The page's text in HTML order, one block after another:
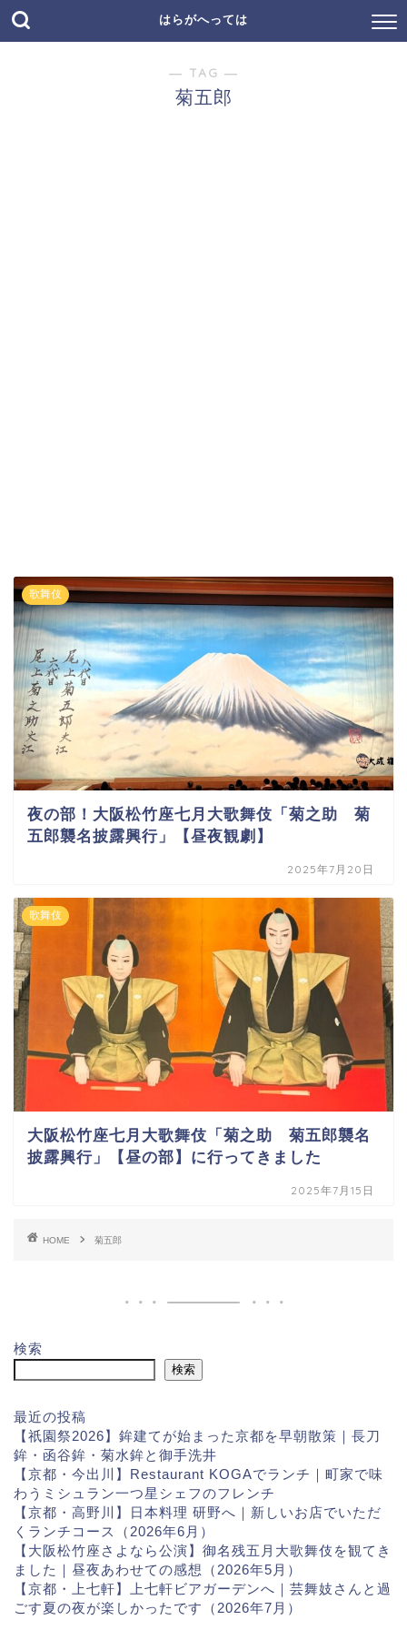
はらがへっては
― TAG ―
菊五郎
歌舞伎
夜の部！大阪松竹座七月大歌舞伎「菊之助 菊
五郎襲名披露興行」【昼夜観劇】
2025年7月20日
歌舞伎
大阪松竹座七月大歌舞伎「菊之助 菊五郎襲名
披露興行」【昼の部】に行ってきました
2025年7月15日
HOME 菊五郎
検索
検索
最近の投稿
【祇園祭2026】鉾建てが始まった京都を早朝散策｜長刀
鉾・函谷鉾・菊水鉾と御手洗井
【京都・今出川】Restaurant KOGAでランチ｜町家で味
わうミシュラン一つ星シェフのフレンチ
【京都・高野川】日本料理 研野へ｜新しいお店でいただ
くランチコース（2026年6月）
【大阪松竹座さよなら公演】御名残五月大歌舞伎を観てき
ました｜昼夜あわせての感想（2026年5月）
【京都・上七軒】上七軒ビアガーデンへ｜芸舞妓さんと過
ごす夏の夜が楽しかったです（2026年7月）